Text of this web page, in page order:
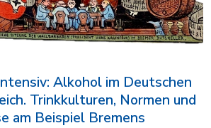
Alkohol im Deutschen
Trinkkulturen, Normen und
am Beispiel Bremens